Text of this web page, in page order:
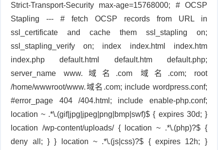
Strict-Transport-Security max-age=15768000; # OCSP
Stapling --- # fetch OCSP records from URL in
ssl_certificate and cache them ssl_stapling on;
ssl_stapling_verify on; index index.html index.htm
index.php default.html default.htm default.php;
server_name www.域名.com 域名.com; root
/home/wwwroot/www.域名.com; include wordpress.conf;
#error_page 404 /404.html; include enable-php.conf;
location ~ .*\.(gif|jpg|jpeg|png|bmp|swf)$ { expires 30d; }
location /wp-content/uploads/ { location ~ .*\.(php)?$ {
deny all; } } location ~ .*\.(js|css)?$ { expires 12h; }